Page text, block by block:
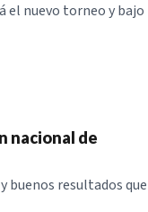
el nuevo torneo y bajo
nacional de
buenos resultados que